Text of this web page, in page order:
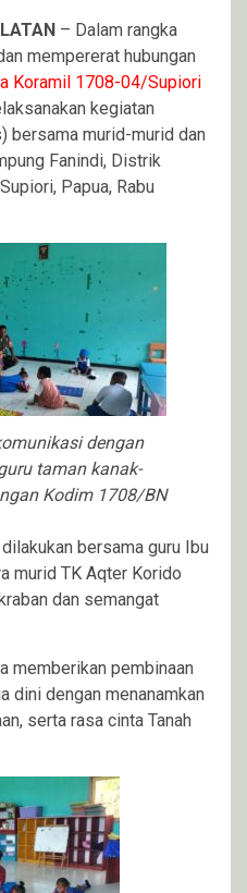
– Dalam rangka
mempererat hubungan
Koramil 1708-04/Supiori
kegiatan
bersama murid-murid dan
Fanindi, Distrik
Papua, Rabu
dengan
taman kanak-
Kodim 1708/BN
bersama guru Ibu
murid TK Aqter Korido
dan semangat
memberikan pembinaan
dini dengan menanamkan
serta rasa cinta Tanah